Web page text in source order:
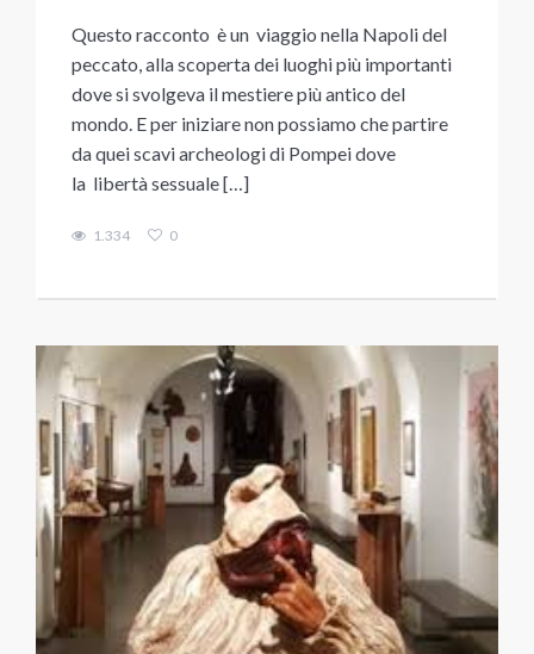
Questo racconto è un viaggio nella Napoli del
peccato, alla scoperta dei luoghi più importanti
dove si svolgeva il mestiere più antico del
mondo. E per iniziare non possiamo che partire
da quei scavi archeologi di Pompei dove
la libertà sessuale […]
1.334 0